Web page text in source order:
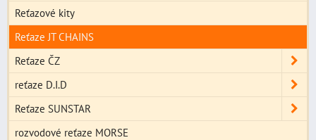
Reťazové kity
Reťaze JT CHAINS
Reťaze ČZ
reťaze D.I.D
Reťaze SUNSTAR
rozvodové reťaze MORSE